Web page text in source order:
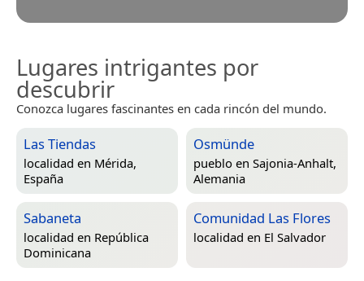
Lugares intrigantes por
descubrir
Conozca lugares fascinantes en cada rincón del mundo.
Las Tiendas
localidad en Mérida,
España
Osmünde
pueblo en Sajonia-Anhalt,
Alemania
Sabaneta
localidad en República
Dominicana
Comunidad Las Flores
localidad en El Salvador